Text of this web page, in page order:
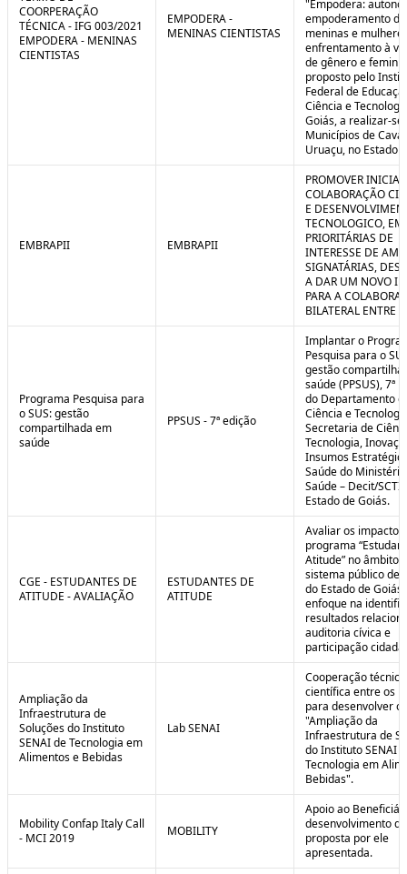
COORPERAÇÃO
TÉCNICA - IFG 003/2021
EMPODERA - MENINAS
CIENTISTAS
EMPODERA -
MENINAS CIENTISTAS
"Empodera:
empoderamento de
meninas e
enfrentamento à
de gênero e
proposto pelo
Federal de
Ciência e
Goiás, a realizar-se
Municípios de
Uruaçu, no Estado
EMBRAPII EMBRAPII
PROMOVER
COLABORAÇÃO
E
TECNOLOGICO, EM
PRIORITÁRIAS DE
INTERESSE DE
SIGNATÁRIAS,
A DAR UM NOVO
PARA A
BILATERAL ENTRE
Programa Pesquisa para
o SUS: gestão
compartilhada em
saúde
PPSUS - 7ª edição
Implantar o
Pesquisa para o
gestão
saúde (PPSUS), 7ª
do Departamento
Ciência e
Secretaria de
Tecnologia,
Insumos
Saúde do
Saúde – Decit/
Estado de Goiás.
CGE - ESTUDANTES DE
ATITUDE - AVALIAÇÃO
ESTUDANTES DE
ATITUDE
Avaliar os impactos
programa
Atitude” no âmbito
sistema público de
do Estado de
enfoque na
resultados
auditoria cívica e
participação cidadã
Ampliação da
Infraestrutura de
Soluções do Instituto
SENAI de Tecnologia em
Alimentos e Bebidas
Lab SENAI
Cooperação
científica entre os
para desenvolver o
"Ampliação da
Infraestrutura de
do Instituto SENAI
Tecnologia em
Bebidas".
Mobility Confap Italy Call
- MCI 2019
MOBILITY
Apoio ao
desenvolvimento da
proposta por ele
apresentada.